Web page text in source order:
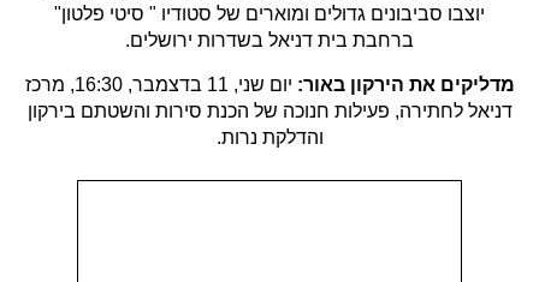
יוצבו סביבונים גדולים ומוארים של סטודיו " סיטי פלטון"
ברחבת בית דניאל בשדרות ירושלים.
מדליקים את הירקון באור:
יום שני, 11 בדצמבר, 16:30, מרכז
דניאל לחתירה, פעילות חנוכה של הכנת סירות והשטתם בירקון
והדלקת נרות.